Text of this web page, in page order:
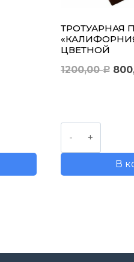
ТРОТУАРНАЯ
ЦВЕТНОЙ
1200,00Р
товара
Тротуарная
В